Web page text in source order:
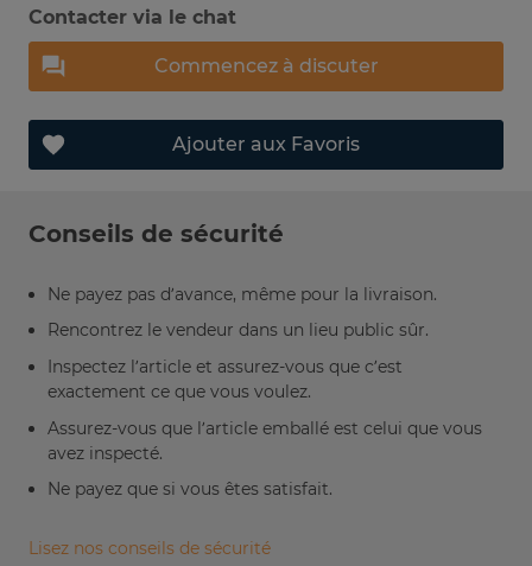
Contacter via le chat
Commencez à discuter
Ajouter aux Favoris
Conseils de sécurité
Ne payez pas d’avance, même pour la livraison.
Rencontrez le vendeur dans un lieu public sûr.
Inspectez l’article et assurez-vous que c’est
exactement ce que vous voulez.
Assurez-vous que l’article emballé est celui que vous
avez inspecté.
Ne payez que si vous êtes satisfait.
Lisez nos conseils de sécurité